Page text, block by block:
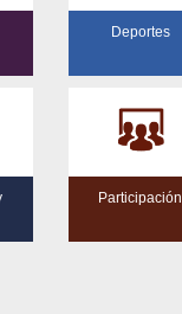
Deportes
Participación